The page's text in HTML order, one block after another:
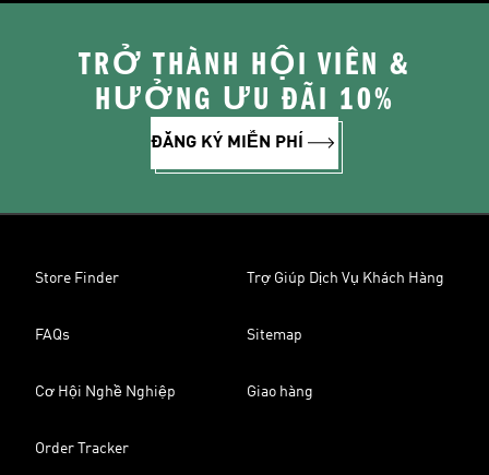
TRỞ THÀNH HỘI VIÊN &
HƯỞNG ƯU ĐÃI 10%
ĐĂNG KÝ MIỄN PHÍ
Store Finder Trợ Giúp Dịch Vụ Khách Hàng
FAQs Sitemap
Cơ Hội Nghề Nghiệp Giao hàng
Order Tracker